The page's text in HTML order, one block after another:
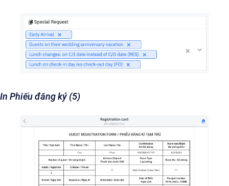
In Phiếu đăng ký (5)